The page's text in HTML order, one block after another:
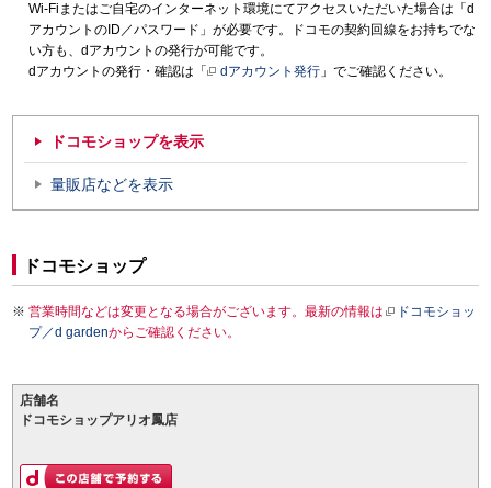
Wi-Fiまたはご自宅のインターネット環境にてアクセスいただいた場合は「d
アカウントのID／パスワード」が必要です。ドコモの契約回線をお持ちでな
い方も、dアカウントの発行が可能です。
dアカウントの発行・確認は「
dアカウント発行 」でご確認ください。
ドコモショップを表示
量販店などを表示
ドコモショップ
営業時間などは変更となる場合がございます。最新の情報は
ドコモショッ
プ／d gardenからご確認ください。
店舗名
ドコモショップアリオ鳳店